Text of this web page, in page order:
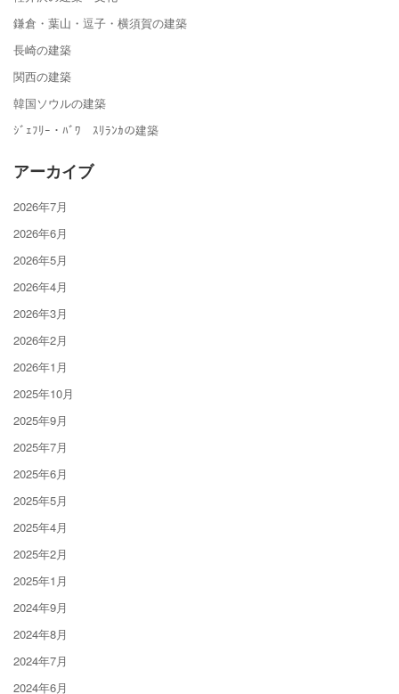
鎌倉・葉山・逗子・横須賀の建築
長崎の建築
関西の建築
韓国ソウルの建築
ｼﾞｪﾌﾘｰ・ﾊﾞﾜ ｽﾘﾗﾝｶの建築
アーカイブ
2026年7月
2026年6月
2026年5月
2026年4月
2026年3月
2026年2月
2026年1月
2025年10月
2025年9月
2025年7月
2025年6月
2025年5月
2025年4月
2025年2月
2025年1月
2024年9月
2024年8月
2024年7月
2024年6月